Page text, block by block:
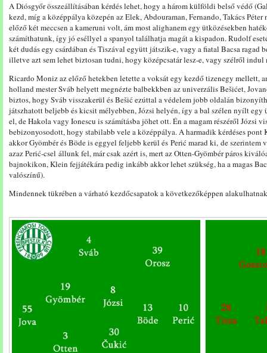
A Diósgyőr összeállításában kérdés lehet, hogy a három külföldi belső védő
kezd, míg a középpálya közepén az Elek, Abdouraman, Fernando, Takács
előző két meccsen a kameruni volt, ám most alighanem egy ütközésekben
számíthatunk, így jó eséllyel a spanyol találhatja magát a kispadon. Rudolf
két dudás egy csárdában és Tiszával együtt játszik-e, vagy a fiatal Bacsa ragad
illetve azt sem lehet biztosan tudni, hogy középcsatár lesz-e, vagy szélről indul
Ricardo Moniz az előző hetekben letette a voksát egy kezdő tizenegy mellett,
holland mester Sváb helyett megnézte balbekkben az univerzális Bešićet,
biztos, hogy Sváb visszakerül és Bešić ezúttal a védelem jobb oldalán
játszhatott beljebb és kicsit mélyebben, Józsi helyén, így a bal szélen nyílt egy
el, de Hakola vagy Ionescu is számításba jöhet ott. Én a magam részéről Józsi
bebizonyosodott, hogy stabilabb vele a középpálya. A harmadik kérdéses pont
akkor Gyömbér és Böde is eggyel feljebb kerül és Perić marad ki, de szerintem
azaz Perić-csel állunk fel, már csak azért is, mert az Otten-Gyömbér páros
bajnokikon, Klein fejjátékára pedig inkább akkor lehet szükség, ha a magas
valószínű).
Mindennek tükrében a várható kezdőcsapatok a következőképpen